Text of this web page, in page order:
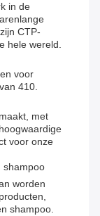
in de
CTP-
hele wereld.
voor
410.
met
voor onze
shampoo
worden
shampoo.